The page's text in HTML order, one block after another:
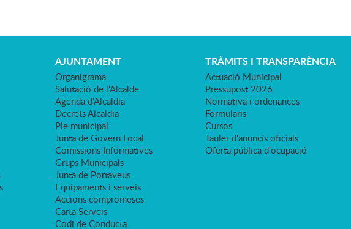
AJUNTAMENT
Organigrama
Salutació de l'Alcalde
Agenda d'Alcaldia
Decrets Alcaldia
Ple municipal
Junta de Govern Local
Comissions Informatives
Grups Municipals
Junta de Portaveus
Equipaments i serveis
Accions compromeses
Carta Serveis
Codi de Conducta
TRÀMITS I TRANSPARÈNCIA
Actuació Municipal
Pressupost 2026
Normativa i ordenances
Formularis
Cursos
Tauler d'anuncis oficials
Oferta pública d'ocupació